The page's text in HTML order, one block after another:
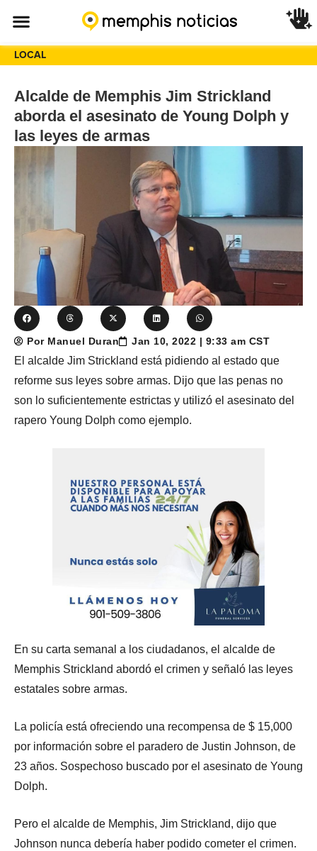
LOCAL
Alcalde de Memphis Jim Strickland
aborda el asesinato de Young Dolph y
las leyes de armas
Por Manuel Duran Jan 10, 2022 | 9:33 am CST
El alcalde Jim Strickland está pidiendo al estado que
reforme sus leyes sobre armas. Dijo que las penas no
son lo suficientemente estrictas y utilizó el asesinato del
rapero Young Dolph como ejemplo.
En su carta semanal a los ciudadanos, el alcalde de
Memphis Strickland abordó el crimen y señaló las leyes
estatales sobre armas.
La policía está ofreciendo una recompensa de $ 15,000
por información sobre el paradero de Justin Johnson, de
23 años. Sospechoso buscado por el asesinato de Young
Dolph.
Pero el alcalde de Memphis, Jim Strickland, dijo que
Johnson nunca debería haber podido cometer el crimen.